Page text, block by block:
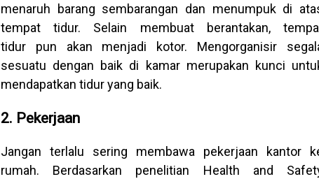
menaruh barang sembarangan dan menumpuk di
tempat tidur. Selain membuat berantakan,
tidur pun akan menjadi kotor. Mengorganisir
sesuatu dengan baik di kamar merupakan kunci
mendapatkan tidur yang baik.
2. Pekerjaan
Jangan terlalu sering membawa pekerjaan kantor
rumah. Berdasarkan penelitian Health and